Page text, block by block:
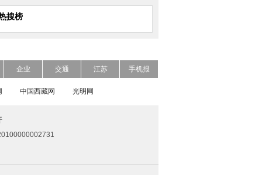
搜榜
企业 交通 江苏 手机报
中国西藏网 光明网